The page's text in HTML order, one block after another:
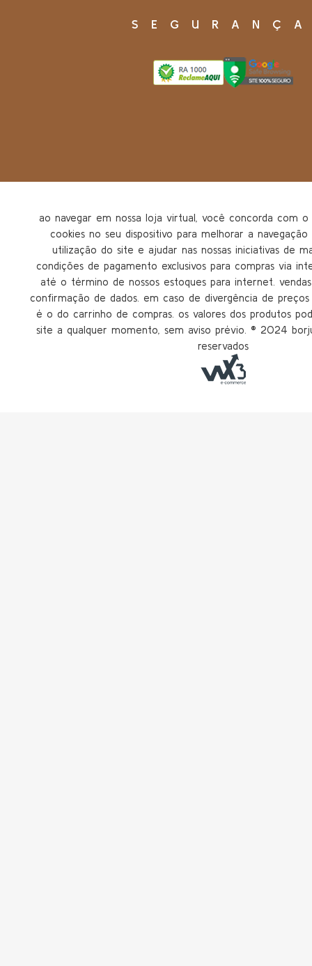
ao navegar em nossa loja virtual, você concorda com
cookies no seu dispositivo para melhorar a
utilização do site e ajudar nas nossas iniciativas de
condições de pagamento exclusivos para compras via
até o término de nossos estoques para internet.
confirmação de dados. em caso de divergência de
é o do carrinho de compras. os valores dos produtos
site a qualquer momento, sem aviso prévio. ®️ 2024
reservados